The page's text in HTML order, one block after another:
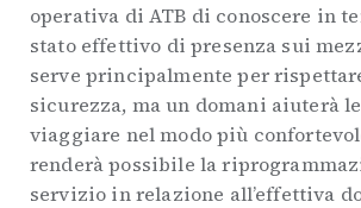
operativa di ATB di conoscere in
stato effettivo di presenza sui
serve principalmente per
sicurezza, ma un domani aiuterà
viaggiare nel modo più
renderà possibile la
servizio in relazione all’effettiva